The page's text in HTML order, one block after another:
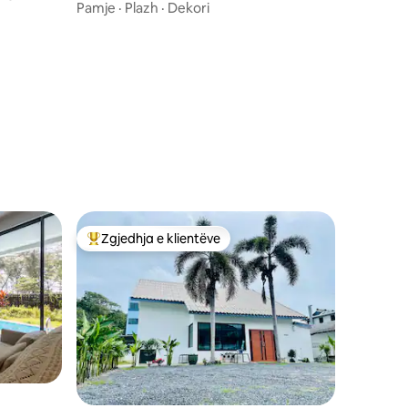
Layan Beachfront
Pamje · Plazh · Dekori
Më të mirat e zgjedhjeve të klientëve
Zgjedhja e klientëve